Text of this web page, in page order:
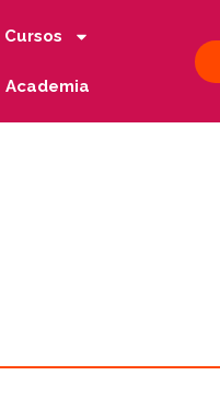
Cursos
Academia